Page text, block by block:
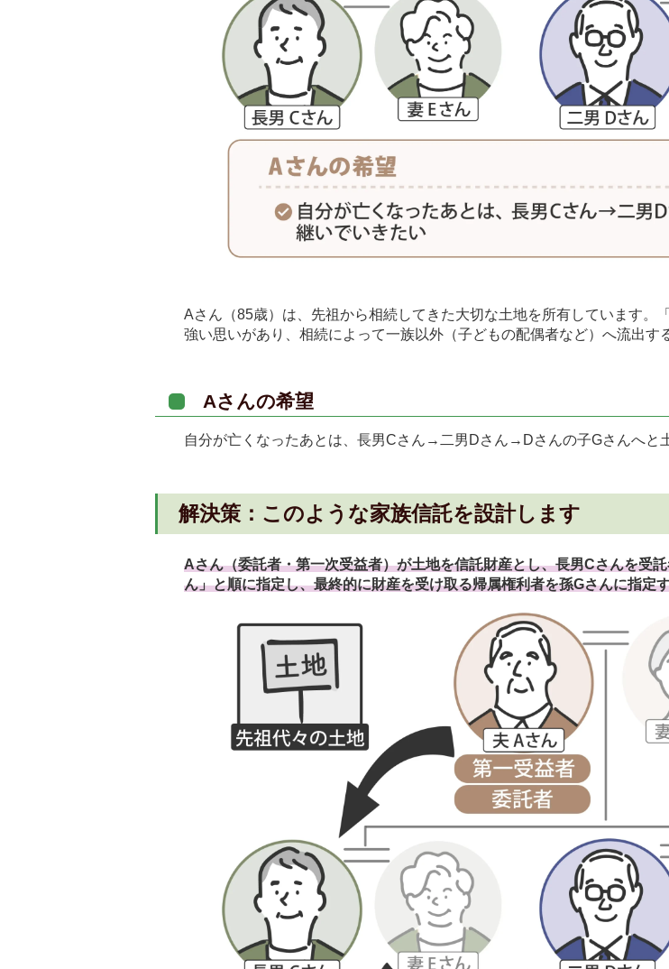
Aさん（85歳）は、先祖から相続してきた大切な土地を所有しています。
強い思いがあり、相続によって一族以外（子どもの配偶者など）へ流出す
Aさんの希望
自分が亡くなったあとは、長男Cさん→二男Dさん→Dさんの子Gさんへと
解決策：このような家族信託を設計します
Aさん（委託者・第一次受益者）が土地を信託財産とし、長男Cさんを
ん」と順に指定し、最終的に財産を受け取る帰属権利者を孫Gさんに指定